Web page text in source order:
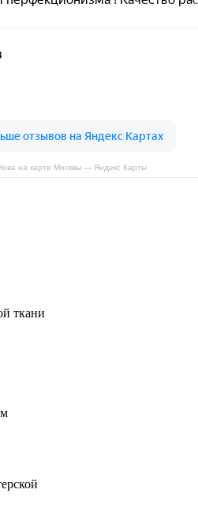
на карте Москвы — Яндекс Карты
ткани